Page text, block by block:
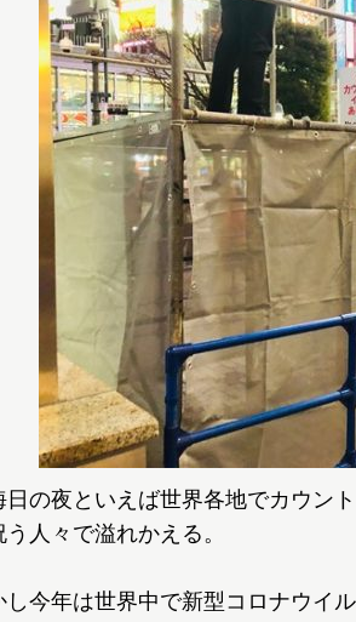
の夜といえば世界各地でカウン
う人々で溢れかえる。
今年は世界中で新型コロナウイ